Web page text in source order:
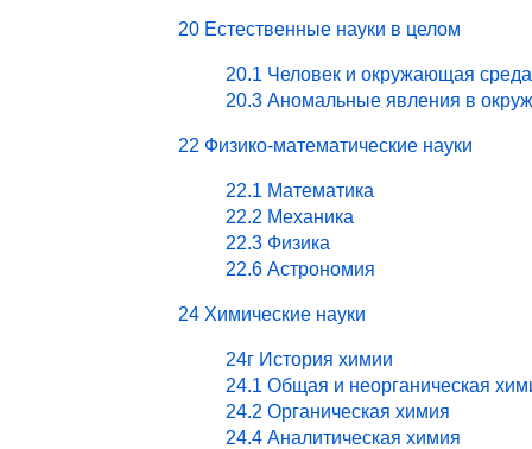
20 Естественные науки в целом
20.1 Человек и окружающая
20.3 Аномальные явления в
22 Физико-математические науки
22.1 Математика
22.2 Механика
22.3 Физика
22.6 Астрономия
24 Химические науки
24г История химии
24.1 Общая и неорганическая
24.2 Органическая химия
24.4 Аналитическая химия